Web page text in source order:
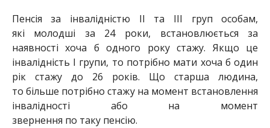
Пенсія за інвалідністю ІІ та ІІІ груп особам,
які молодші за 24 роки, встановлюється за
наявності хоча б одного року стажу. Якщо це
інвалідність І групи, то потрібно мати хоча б один
рік стажу до 26 років. Що старша людина,
то більше потрібно стажуна момент встановлення
інвалідності або на момент
звернення по такупенсію.